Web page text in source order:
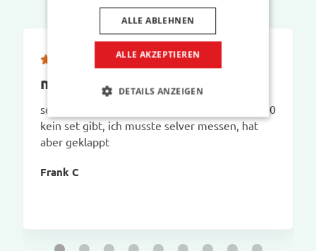
man findet was
schade, dass es für mein auto aus baujahr 2000
kein set gibt, ich musste selver messen, hat
aber geklappt
Frank C
ALLE AKZEPTIEREN
ALLE ABLEHNEN
DETAILS ANZEIGEN